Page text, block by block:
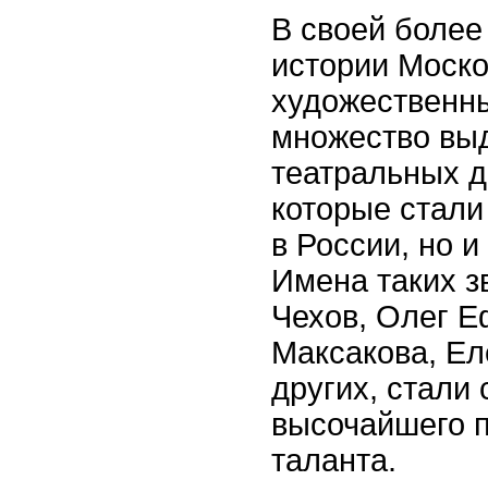
В своей
истории
множество
театральных
которые
в России, но
Имена таких
Чехов, Олег
Максакова,
других,
высочайшего
таланта.